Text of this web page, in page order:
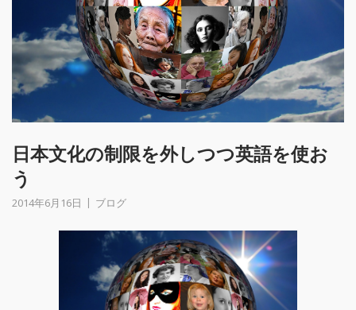
日本文化の制限を外しつつ英語を使お
う
2014年6月16日 ブログ